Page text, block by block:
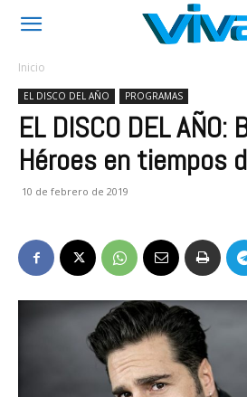
Inicio
EL DISCO DEL AÑO PROGRAMAS
EL DISCO DEL
Héroes en tiempos
10 de febrero de 2019